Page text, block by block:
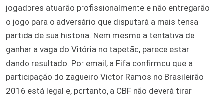
jogadores atuarão profissionalmente e não entregarão
o jogo para o adversário que disputará a mais tensa
partida de sua história. Nem mesmo a tentativa de
ganhar a vaga do Vitória no tapetão, parece estar
dando resultado. Por email, a Fifa confirmou que a
participação do zagueiro Victor Ramos no Brasileirão
2016 está legal e, portanto, a CBF não deverá tirar